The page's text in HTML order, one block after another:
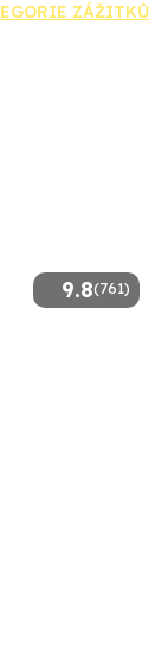
ZÁŽITKŮ
9.8(761)